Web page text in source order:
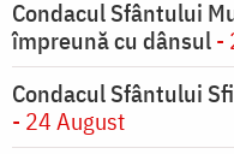
Condacul Sfântului
împreună cu dânsul-
Condacul Sfântului
- 24 August